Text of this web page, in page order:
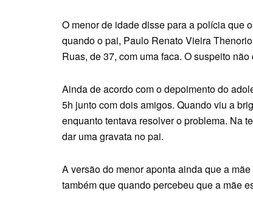
O menor de idade disse para a polícia que
quando o pai, Paulo Renato Vieira
Ruas, de 37, com uma faca. O suspeito
Ainda de acordo com o depoimento do
5h junto com dois amigos. Quando viu a
enquanto tentava resolver o problema. Na
dar uma gravata no pai.
A versão do menor aponta ainda que a
também que quando percebeu que a mãe